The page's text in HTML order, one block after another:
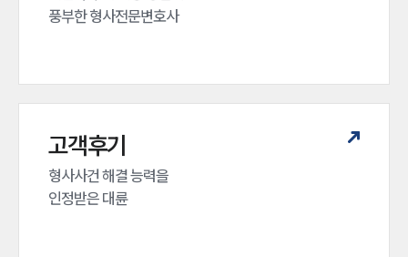
풍부한 형사전문변호사
고객후기
형사사건 해결 능력을
인정받은 대륜